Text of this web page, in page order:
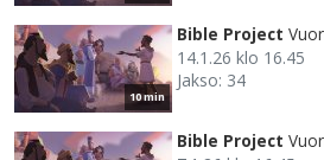
10 min
Bible Project
14.1.26 klo 16.45
Jakso: 34
Bible Project